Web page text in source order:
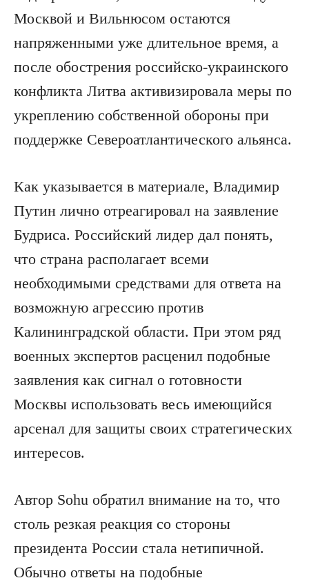
Москвой и Вильнюсом остаются
напряженными уже длительное время, а
после обострения российско-украинского
конфликта Литва активизировала меры по
укреплению собственной обороны при
поддержке Североатлантического альянса.
Как указывается в материале, Владимир
Путин лично отреагировал на заявление
Будриса. Российский лидер дал понять,
что страна располагает всеми
необходимыми средствами для ответа на
возможную агрессию против
Калининградской области. При этом ряд
военных экспертов расценил подобные
заявления как сигнал о готовности
Москвы использовать весь имеющийся
арсенал для защиты своих стратегических
интересов.
Автор Sohu обратил внимание на то, что
столь резкая реакция со стороны
президента России стала нетипичной.
Обычно ответы на подобные